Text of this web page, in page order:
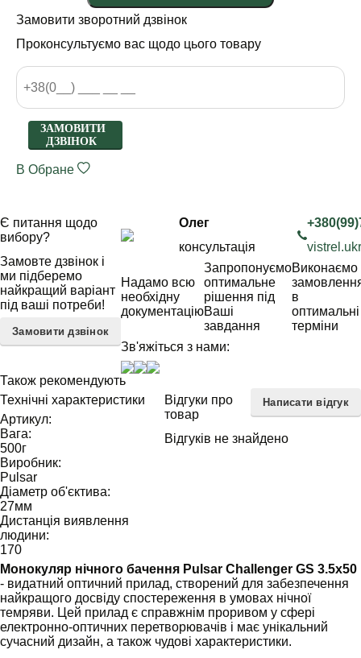
Замовити зворотний дзвінок
Проконсультуємо вас щодо цього товару
ЗАМОВИТИ
ДЗВІНОК
В Обране
Є питання щодо
вибору?
Замовте дзвінок і
ми підберемо
найкращий варіант
під ваші потреби!
Замовити дзвінок
Олег
консультація
Надамо всю
необхідну
документацію
Запропонуємо
оптимальне
рішення під
Ваші
завдання
Виконаємо
в
оптимальні
терміни
Зв'яжіться з нами:
Також рекомендують
Технічні характеристики
Артикул:
Вага:
500г
Виробник:
Pulsar
Діаметр об'єктива:
27мм
Дистанція виявлення
людини:
170
Відгуки про
товар
Написати відгук
Відгуків не знайдено
Монокуляр нічного бачення Pulsar Challenger GS 3.5x50
- видатний оптичний прилад, створений для забезпечення
найкращого досвіду спостереження в умовах нічної
темряви. Цей прилад є справжнім проривом у сфері
електронно-оптичних перетворювачів і має унікальний
сучасний дизайн, а також чудові характеристики.